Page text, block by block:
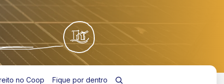
no Coop Fique por dentro